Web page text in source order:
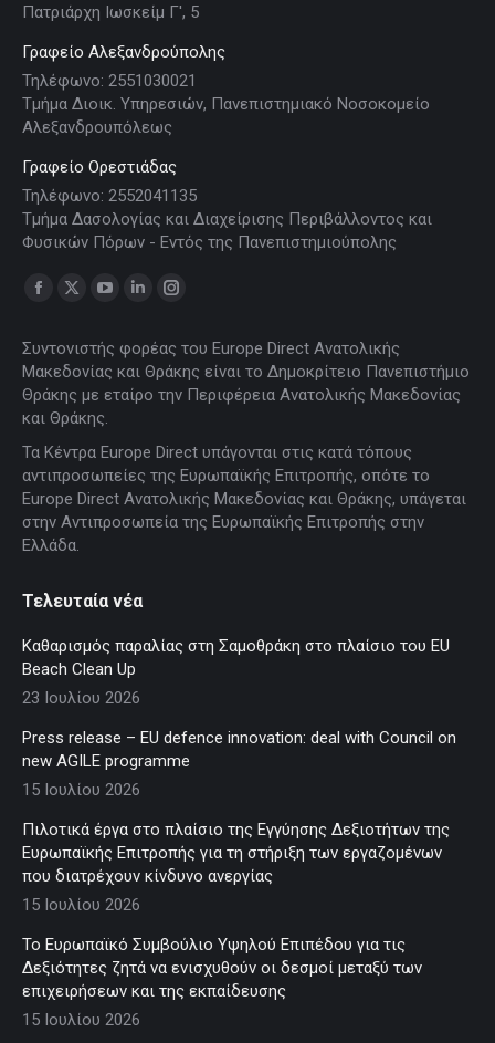
Πατριάρχη Ιωσκείμ Γ', 5
Γραφείο Αλεξανδρούπολης
Τηλέφωνο: 2551030021
Τμήμα Διοικ. Υπηρεσιών, Πανεπιστημιακό Νοσοκομείο
Αλεξανδρουπόλεως
Γραφείο Ορεστιάδας
Τηλέφωνο: 2552041135
Τμήμα Δασολογίας και Διαχείρισης Περιβάλλοντος και
Φυσικών Πόρων - Εντός της Πανεπιστημιούπολης
Find us on:
Facebook
opens
in
new
window
X
opens
new
window
YouTube
opens
in
new
window
Linkedin
opens
window
Instagram
opens
window
Συντονιστής φορέας του Europe Direct Ανατολικής
Μακεδονίας και Θράκης είναι το Δημοκρίτειο Πανεπιστήμιο
Θράκης με εταίρο την Περιφέρεια Ανατολικής Μακεδονίας
και Θράκης.
Τα Κέντρα Europe Direct υπάγονται στις κατά τόπους
αντιπροσωπείες της Ευρωπαϊκής Επιτροπής, οπότε το
Europe Direct Ανατολικής Μακεδονίας και Θράκης, υπάγεται
στην Αντιπροσωπεία της Ευρωπαϊκής Επιτροπής στην
Ελλάδα.
Τελευταία νέα
Καθαρισμός παραλίας στη Σαμοθράκη στο πλαίσιο του EU
Beach Clean Up
23 Ιουλίου 2026
Press release – EU defence innovation: deal with Council on
new AGILE programme
15 Ιουλίου 2026
Πιλοτικά έργα στο πλαίσιο της Εγγύησης Δεξιοτήτων της
Ευρωπαϊκής Επιτροπής για τη στήριξη των εργαζομένων
που διατρέχουν κίνδυνο ανεργίας
15 Ιουλίου 2026
Το Ευρωπαϊκό Συμβούλιο Υψηλού Επιπέδου για τις
Δεξιότητες ζητά να ενισχυθούν οι δεσμοί μεταξύ των
επιχειρήσεων και της εκπαίδευσης
15 Ιουλίου 2026